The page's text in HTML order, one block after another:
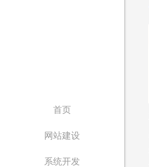
首页
网站建设
系统开发